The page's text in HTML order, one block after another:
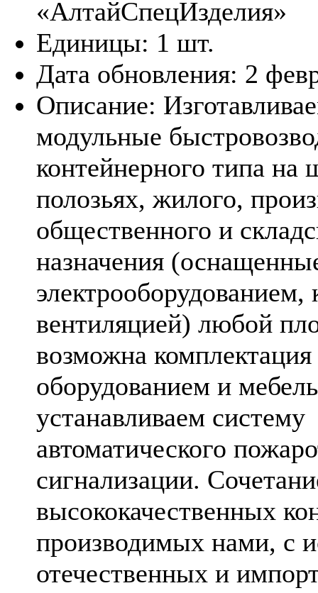
«АлтайСпецИзделия»
Единицы: 1 шт.
Дата обновления: 2
Описание:
модульные
контейнерного типа на
полозьях, жилого,
общественного и
назначения
электрооборудованием,
вентиляцией) любой
возможна комплектация
оборудованием и
устанавливаем систему
автоматического
сигнализации.
высококачественных
производимых нами, с
отечественных и